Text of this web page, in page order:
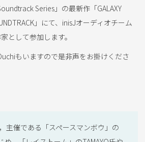
Series」の最新作「GALAXY
」にて、inisJオーディオチーム
として参加します。
もいますので是非声をお掛けくださ
主催である「スペースマンボウ」の